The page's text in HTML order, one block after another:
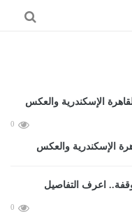
0
الإسكندرية والعكس
0